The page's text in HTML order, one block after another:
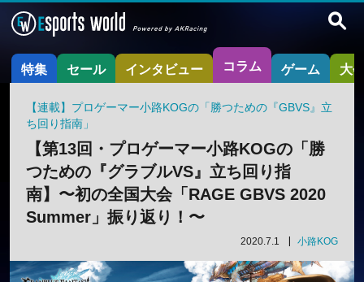
特集 セール インタビュー コラム ゲーム 大
【連載】プロゲーマー小路KOGの「勝つための『GBVS』立
ち回り指南」
【第13回・プロゲーマー小路KOGの「勝
つための『グラブルVS』立ち回り指
南】〜初の全国大会「RAGE GBVS 2020
Summer」振り返り！〜
2020.7.1 小路KOG